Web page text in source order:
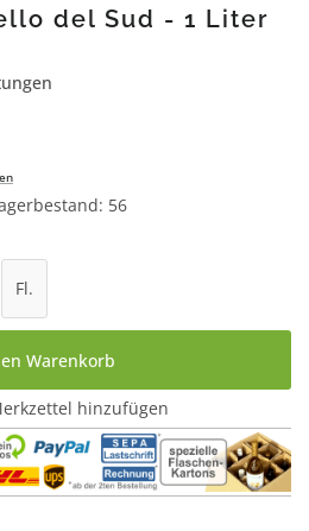
del Sud - 1 Liter
von 4.7 von 5 Sternen
56
den gewünschten
Fl.
Warenkorb
hinzufügen